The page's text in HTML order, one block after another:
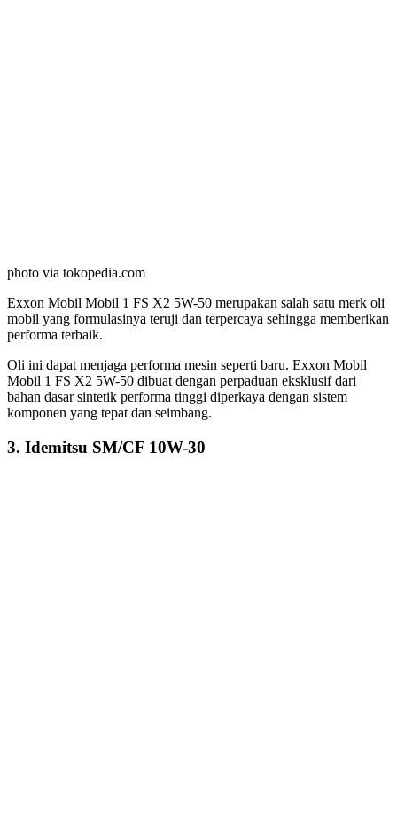
photo via tokopedia.com
Exxon Mobil Mobil 1 FS X2 5W-50 merupakan salah satu merk oli
mobil yang formulasinya teruji dan terpercaya sehingga memberikan
performa terbaik.
Oli ini dapat menjaga performa mesin seperti baru. Exxon Mobil
Mobil 1 FS X2 5W-50 dibuat dengan perpaduan eksklusif dari
bahan dasar sintetik performa tinggi diperkaya dengan sistem
komponen yang tepat dan seimbang.
3. Idemitsu SM/CF 10W-30